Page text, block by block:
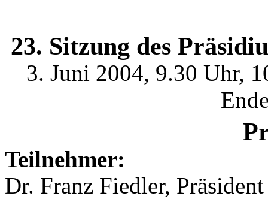
23. Sitzung des
3. Juni 2004, 9.30 Uhr,
Teilnehmer:
Dr. Franz Fiedler,